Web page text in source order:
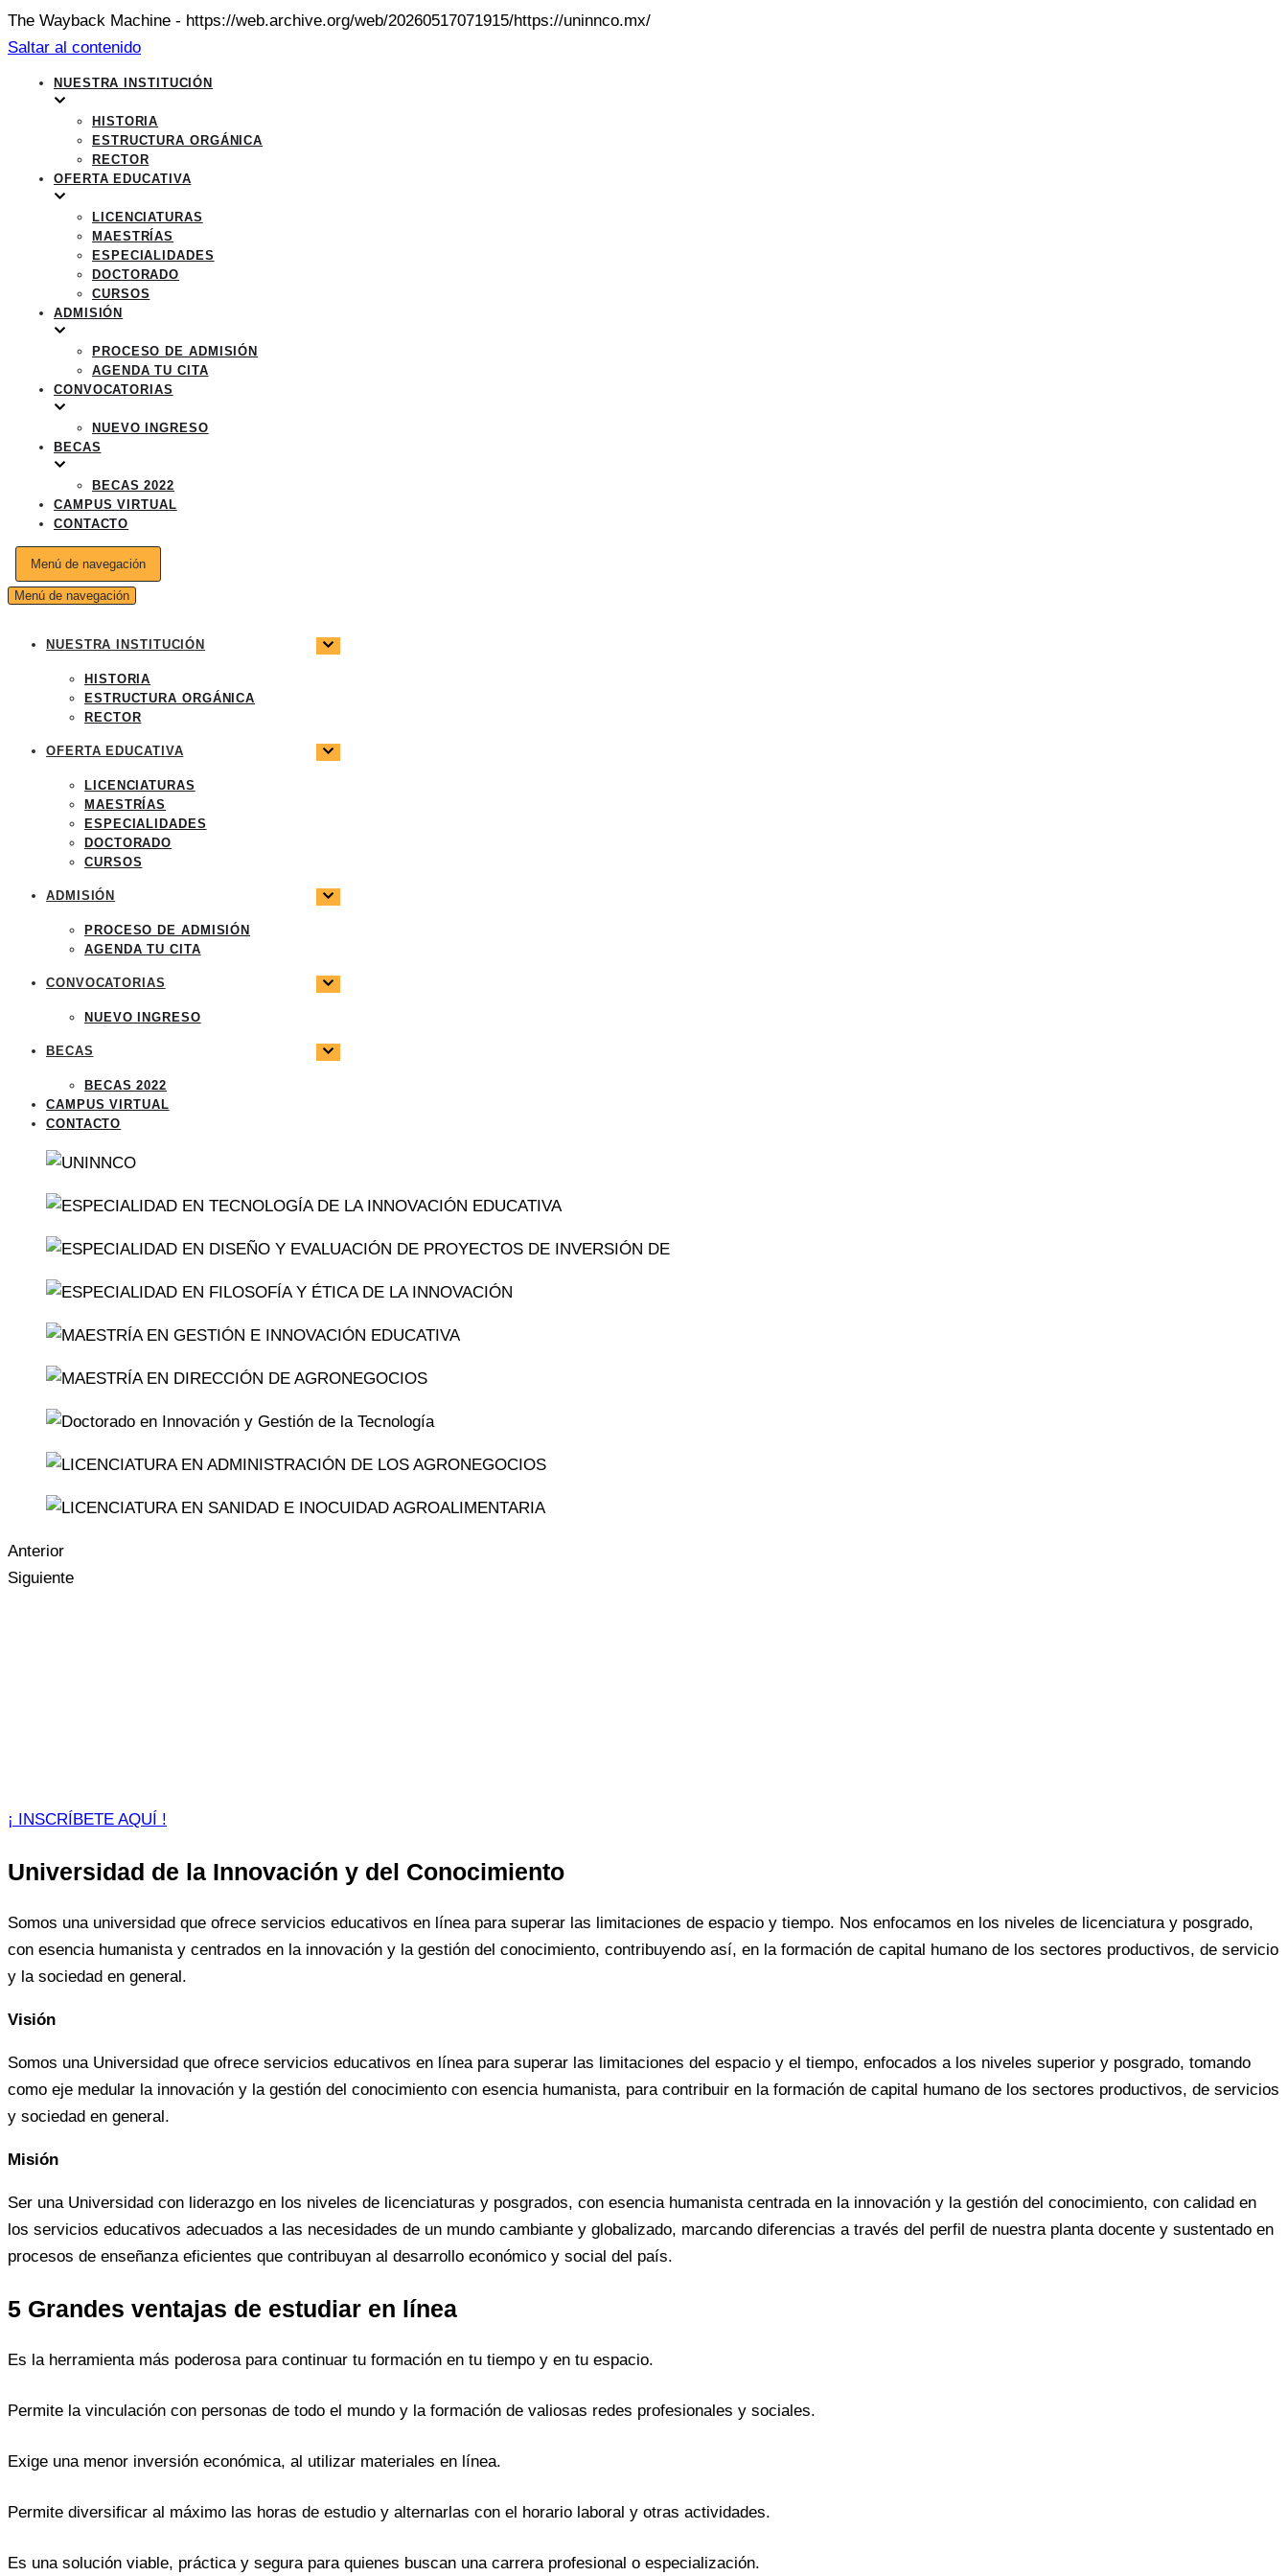
The Wayback Machine - https://web.archive.org/web/20260517071915/https://uninnco.mx/
Saltar al contenido
NUESTRA INSTITUCIÓN
HISTORIA
ESTRUCTURA ORGÁNICA
RECTOR
OFERTA EDUCATIVA
LICENCIATURAS
MAESTRÍAS
ESPECIALIDADES
DOCTORADO
CURSOS
ADMISIÓN
PROCESO DE ADMISIÓN
AGENDA TU CITA
CONVOCATORIAS
NUEVO INGRESO
BECAS
BECAS 2022
CAMPUS VIRTUAL
CONTACTO
Menú de navegación
Menú de navegación
NUESTRA INSTITUCIÓN
HISTORIA
ESTRUCTURA ORGÁNICA
RECTOR
OFERTA EDUCATIVA
LICENCIATURAS
MAESTRÍAS
ESPECIALIDADES
DOCTORADO
CURSOS
ADMISIÓN
PROCESO DE ADMISIÓN
AGENDA TU CITA
CONVOCATORIAS
NUEVO INGRESO
BECAS
BECAS 2022
CAMPUS VIRTUAL
CONTACTO
Anterior
Siguiente
¡ INSCRÍBETE AQUÍ !
Universidad de la Innovación y del Conocimiento
Somos una universidad que ofrece servicios educativos en línea para superar las limitaciones de espacio y tiempo. Nos enfocamos en los niveles de licenciatura y posgrado,
con esencia humanista y centrados en la innovación y la gestión del conocimiento, contribuyendo así, en la formación de capital humano de los sectores productivos, de servicio
y la sociedad en general.
Visión
Somos una Universidad que ofrece servicios educativos en línea para superar las limitaciones del espacio y el tiempo, enfocados a los niveles superior y posgrado, tomando
como eje medular la innovación y la gestión del conocimiento con esencia humanista, para contribuir en la formación de capital humano de los sectores productivos, de servicios
y sociedad en general.
Misión
Ser una Universidad con liderazgo en los niveles de licenciaturas y posgrados, con esencia humanista centrada en la innovación y la gestión del conocimiento, con calidad en
los servicios educativos adecuados a las necesidades de un mundo cambiante y globalizado, marcando diferencias a través del perfil de nuestra planta docente y sustentado en
procesos de enseñanza eficientes que contribuyan al desarrollo económico y social del país.
5 Grandes ventajas de estudiar en línea
Es la herramienta más poderosa para continuar tu formación en tu tiempo y en tu espacio.
Permite la vinculación con personas de todo el mundo y la formación de valiosas redes profesionales y sociales.
Exige una menor inversión económica, al utilizar materiales en línea.
Permite diversificar al máximo las horas de estudio y alternarlas con el horario laboral y otras actividades.
Es una solución viable, práctica y segura para quienes buscan una carrera profesional o especialización.